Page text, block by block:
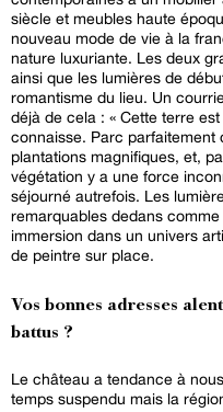
siècle et meubles haute
nouveau mode de vie à la
nature luxuriante. Les deux
ainsi que les lumières de
romantisme du lieu. Un
déjà de cela : « Cette terre
connaisse. Parc parfaitement
plantations magnifiques, et,
végétation y a une force
séjourné autrefois. Les
remarquables dedans
immersion dans un univers
de peintre sur place.
Vos bonnes adresses
battus ?
Le château a tendance à
temps suspendu mais la